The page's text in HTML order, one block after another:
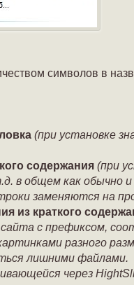
символов в
(при установке
содержания (при
в общем как обычно и
заменяются на
из краткого
с префиксом,
разного
лишними файлами.
через